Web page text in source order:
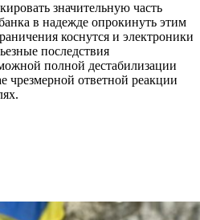
значительную часть
в надежде опрокинуть этим
коснутся и электроники
последствия
полной дестабилизации
чрезмерной ответной реакции